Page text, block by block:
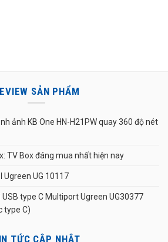
SẢN PHẨM
ảnh KB One HN-H21PW quay 360 độ nét
TV Box đáng mua nhất hiện nay
Ugreen UG 10117
type C Multiport Ugreen UG30377
type C)
TỨC CẬP NHẬT